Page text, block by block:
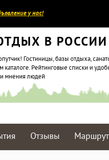
у нас!
В РОССИИ
Гостиницы, базы отдыха,
каталоге. Рейтинговые списки и
мнения людей
Отзывы